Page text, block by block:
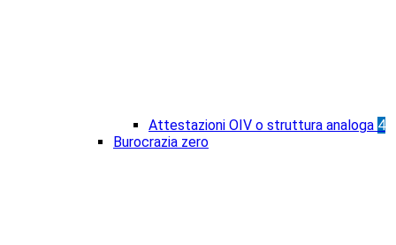
Attestazioni OIV o struttura analoga 4
Burocrazia zero